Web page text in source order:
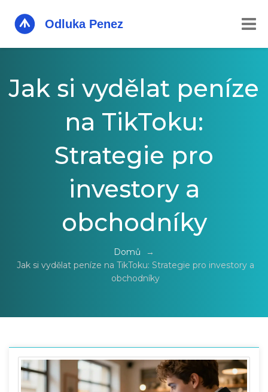
Jak si vydělat peníze
na TikToku:
Strategie pro
investory a
obchodníky
Domů
→
Jak si vydělat peníze na TikToku: Strategie pro investory a
obchodníky